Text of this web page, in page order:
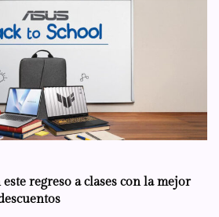
este regreso a clases con la mejor